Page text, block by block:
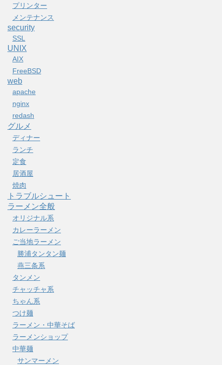
プリンター
メンテナンス
security
SSL
UNIX
AIX
FreeBSD
web
apache
nginx
redash
グルメ
ディナー
ランチ
定食
居酒屋
焼肉
トラブルシュート
ラーメン全般
オリジナル系
カレーラーメン
ご当地ラーメン
勝浦タンタン麺
燕三条系
タンメン
チャッチャ系
ちゃん系
つけ麺
ラーメン・中華そば
ラーメンショップ
中華麺
サンマーメン